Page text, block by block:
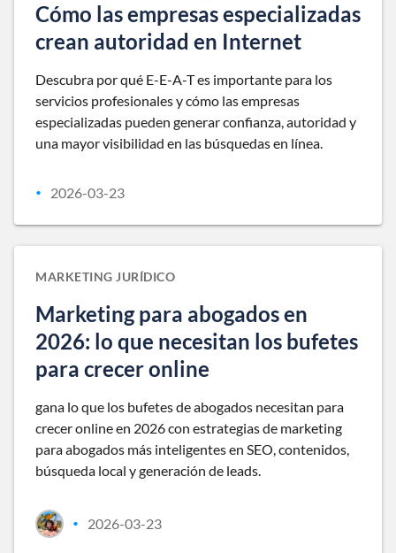
Cómo las empresas especializadas
crean autoridad en Internet
Descubra por qué E-E-A-T es importante para los
servicios profesionales y cómo las empresas
especializadas pueden generar confianza, autoridad y
una mayor visibilidad en las búsquedas en línea.
• 2026-03-23
MARKETING JURÍDICO
Marketing para abogados en
2026: lo que necesitan los bufetes
para crecer online
gana lo que los bufetes de abogados necesitan para
crecer online en 2026 con estrategias de marketing
para abogados más inteligentes en SEO, contenidos,
búsqueda local y generación de leads.
• 2026-03-23